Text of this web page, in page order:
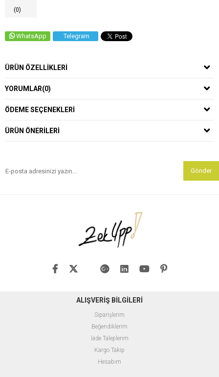
(0)
WhatsApp Telegram
ÜRÜN ÖZELLIKLERI
YORUMLAR(0)
ÖDEME SEÇENEKLERI
ÜRÜN ÖNERILERI
Gönder
ALIŞVERİŞ BİLGİLERİ
Siparişlerim
Beğendiklerim
İade Taleplerim
Kargo Takip
Hesabım